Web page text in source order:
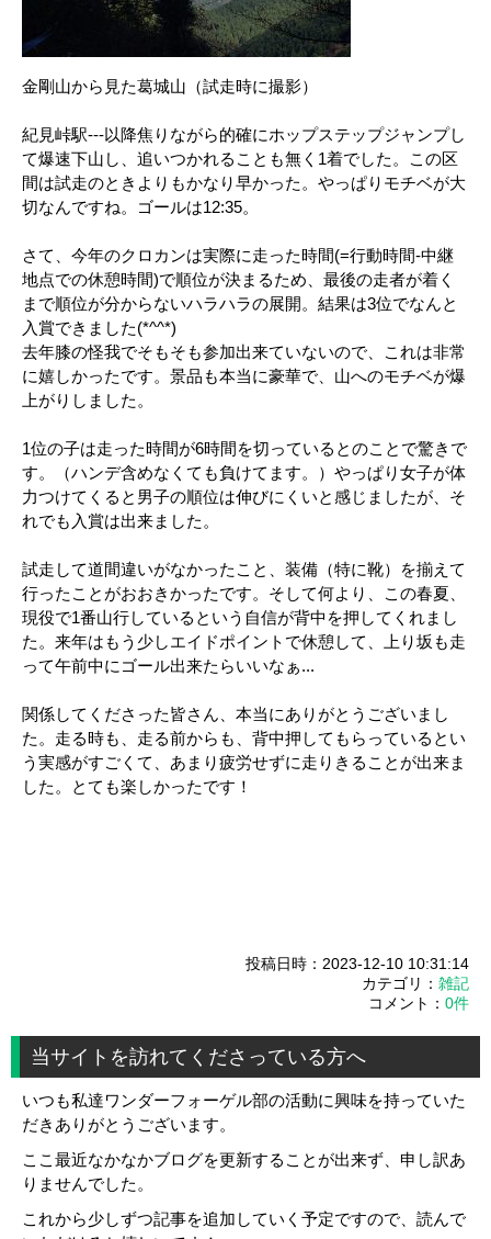
金剛山から見た葛城山（試走時に撮影）
紀見峠駅---以降焦りながら的確にホップステップジャンプし
て爆速下山し、追いつかれることも無く1着でした。この区
間は試走のときよりもかなり早かった。やっぱりモチベが大
切なんですね。ゴールは12:35。
さて、今年のクロカンは実際に走った時間(=行動時間-中継
地点での休憩時間)で順位が決まるため、最後の走者が着く
まで順位が分からないハラハラの展開。結果は3位でなんと
入賞できました(*^^*)
去年膝の怪我でそもそも参加出来ていないので、これは非常
に嬉しかったです。景品も本当に豪華で、山へのモチベが爆
上がりしました。
1位の子は走った時間が6時間を切っているとのことで驚きで
す。（ハンデ含めなくても負けてます。）やっぱり女子が体
力つけてくると男子の順位は伸びにくいと感じましたが、そ
れでも入賞は出来ました。
試走して道間違いがなかったこと、装備（特に靴）を揃えて
行ったことがおおきかったです。そして何より、この春夏、
現役で1番山行しているという自信が背中を押してくれまし
た。来年はもう少しエイドポイントで休憩して、上り坂も走
って午前中にゴール出来たらいいなぁ...
関係してくださった皆さん、本当にありがとうございまし
た。走る時も、走る前からも、背中押してもらっているとい
う実感がすごくて、あまり疲労せずに走りきることが出来ま
した。とても楽しかったです！
投稿日時：2023-12-10 10:31:14
カテゴリ： 雑記
コメント： 0件
当サイトを訪れてくださっている方へ
いつも私達ワンダーフォーゲル部の活動に興味を持っていた
だきありがとうございます。
ここ最近なかなかブログを更新することが出来ず、申し訳あ
りませんでした。
これから少しずつ記事を追加していく予定ですので、読んで